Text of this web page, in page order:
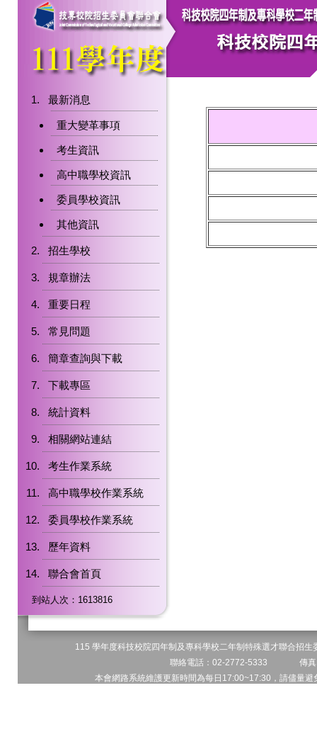
最新消息
重大變革事項
考生資訊
高中職學校資訊
委員學校資訊
其他資訊
招生學校
規章辦法
重要日程
常見問題
簡章查詢與下載
下載專區
統計資料
相關網站連結
考生作業系統
高中職學校作業系統
委員學校作業系統
歷年資料
聯合會首頁
到站人次：1613816
115 學年度科技校院四年制及專科學校二年制特殊選才聯合
聯絡電話：02-2772-5333 傳
本會網路系統維護更新時間為每日17:00~17:30，請儘量